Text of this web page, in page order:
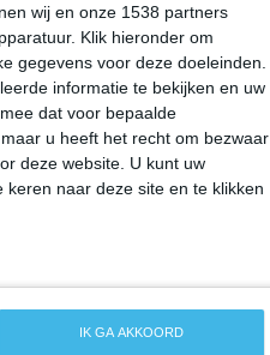
wij en onze 1538 partners
Klik hieronder om
gegevens voor deze doeleinden.
informatie te bekijken en uw
dat voor bepaalde
u heeft het recht om bezwaar
deze website. U kunt uw
naar deze site en te klikken
IK GA AKKOORD
je niet
die een